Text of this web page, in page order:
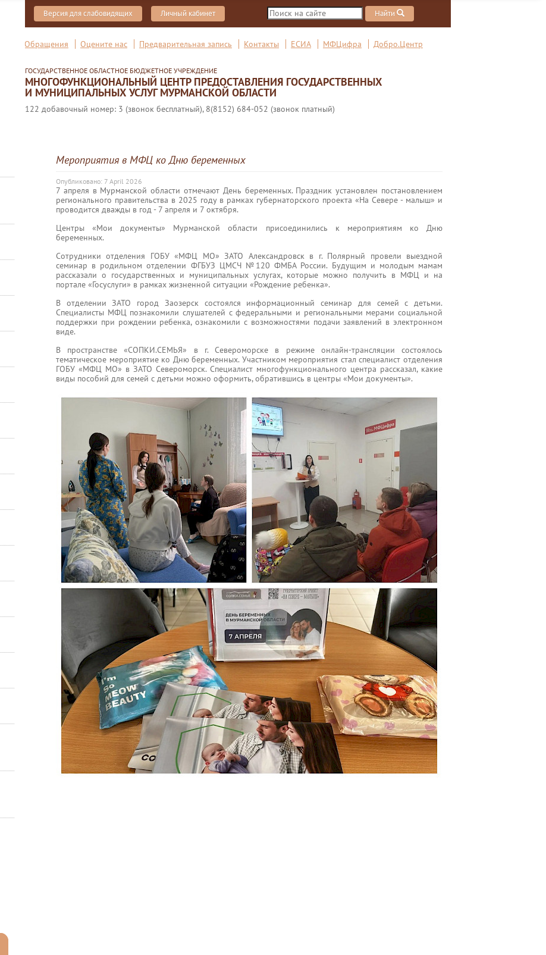
Версия для слабовидящих Личный кабинет Найти
Обращения Оцените нас Предварительная запись Контакты ЕСИА МФЦифра Добро.Центр
ГОСУДАРСТВЕННОЕ ОБЛАСТНОЕ БЮДЖЕТНОЕ УЧРЕЖДЕНИЕ
МНОГОФУНКЦИОНАЛЬНЫЙ ЦЕНТР ПРЕДОСТАВЛЕНИЯ ГОСУДАРСТВЕННЫХ
И МУНИЦИПАЛЬНЫХ УСЛУГ МУРМАНСКОЙ ОБЛАСТИ
122 добавочный номер: 3 (звонок бесплатный), 8(8152) 684-052 (звонок платный)
Мероприятия в МФЦ ко Дню беременных
Опубликовано: 7 April 2026
7 апреля в Мурманской области отмечают День беременных. Праздник установлен постановлением
регионального правительства в 2025 году в рамках губернаторского проекта «На Севере - малыш» и
проводится дважды в год - 7 апреля и 7 октября.
Центры «Мои документы» Мурманской области присоединились к мероприятиям ко Дню
беременных.
Сотрудники отделения ГОБУ «МФЦ МО» ЗАТО Александровск в г. Полярный провели выездной
семинар в родильном отделении ФГБУЗ ЦМСЧ №120 ФМБА России. Будущим и молодым мамам
рассказали о государственных и муниципальных услугах, которые можно получить в МФЦ и на
портале «Госуслуги» в рамках жизненной ситуации «Рождение ребенка».
В отделении ЗАТО город Заозерск состоялся информационный семинар для семей с детьми.
Специалисты МФЦ познакомили слушателей с федеральными и региональными мерами социальной
поддержки при рождении ребенка, ознакомили с возможностями подачи заявлений в электронном
виде.
В пространстве «СОПКИ.СЕМЬЯ» в г. Североморске в режиме онлайн-трансляции состоялось
тематическое мероприятие ко Дню беременных. Участником мероприятия стал специалист отделения
ГОБУ «МФЦ МО» в ЗАТО Североморск. Специалист многофункционального центра рассказал, какие
виды пособий для семей с детьми можно оформить, обратившись в центры «Мои документы».